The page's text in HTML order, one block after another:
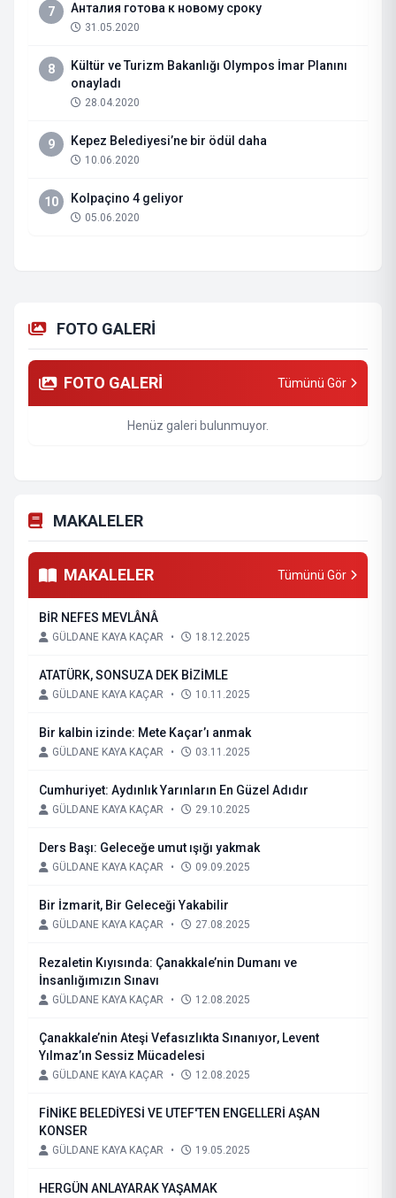
7 Анталия готова к новому сроку
31.05.2020
8
Kültür ve Turizm Bakanlığı Olympos İmar Planını
onayladı
28.04.2020
9 Kepez Belediyesi’ne bir ödül daha
10.06.2020
10 Kolpaçino 4 geliyor
05.06.2020
FOTO GALERİ
FOTO GALERİ Tümünü Gör
Henüz galeri bulunmuyor.
MAKALELER
MAKALELER Tümünü Gör
BİR NEFES MEVLÂNÂ
GÜLDANE KAYA KAÇAR • 18.12.2025
ATATÜRK, SONSUZA DEK BİZİMLE
GÜLDANE KAYA KAÇAR • 10.11.2025
Bir kalbin izinde: Mete Kaçar’ı anmak
GÜLDANE KAYA KAÇAR • 03.11.2025
Cumhuriyet: Aydınlık Yarınların En Güzel Adıdır
GÜLDANE KAYA KAÇAR • 29.10.2025
Ders Başı: Geleceğe umut ışığı yakmak
GÜLDANE KAYA KAÇAR • 09.09.2025
Bir İzmarit, Bir Geleceği Yakabilir
GÜLDANE KAYA KAÇAR • 27.08.2025
Rezaletin Kıyısında: Çanakkale’nin Dumanı ve
İnsanlığımızın Sınavı
GÜLDANE KAYA KAÇAR • 12.08.2025
Çanakkale’nin Ateşi Vefasızlıkta Sınanıyor, Levent
Yılmaz’ın Sessiz Mücadelesi
GÜLDANE KAYA KAÇAR • 12.08.2025
FİNİKE BELEDİYESİ VE UTEF'TEN ENGELLERİ AŞAN
KONSER
GÜLDANE KAYA KAÇAR • 19.05.2025
HERGÜN ANLAYARAK YAŞAMAK